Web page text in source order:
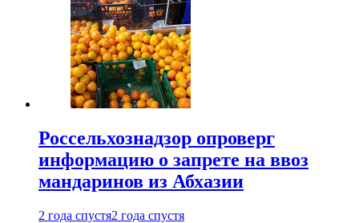
Россельхознадзор опроверг
информацию о запрете на ввоз
мандаринов из Абхазии
2 года спустя2 года спустя